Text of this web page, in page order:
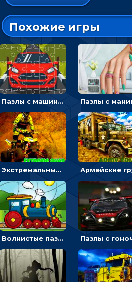
Похожие игры
Пазлы с машинами Форд: собирать картинки и открывать новые
Экстремальные пазлы с квадроциклами: собирать крутые тачки
Волнистые пазлы с транспортом: собирай картинку из частей